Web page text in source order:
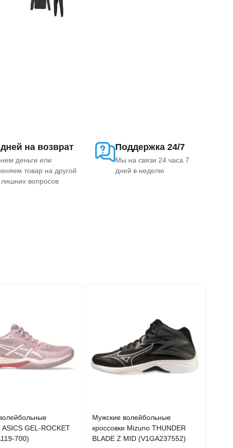
на возврат
деньги или
товар на другой
лишних вопросов
Поддержка 24/7
Мы на связи 24 часа 7
дней в неделю
ASICS GEL-ROCKET
700)
Мужские волейбольные
кроссовки Mizuno THUNDER
BLADE Z MID (V1GA237552)